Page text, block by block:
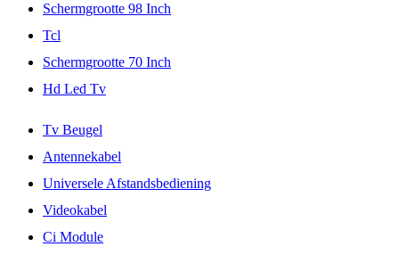
Schermgrootte 98 Inch
Tcl
Schermgrootte 70 Inch
Hd Led Tv
Tv Beugel
Antennekabel
Universele Afstandsbediening
Videokabel
Ci Module